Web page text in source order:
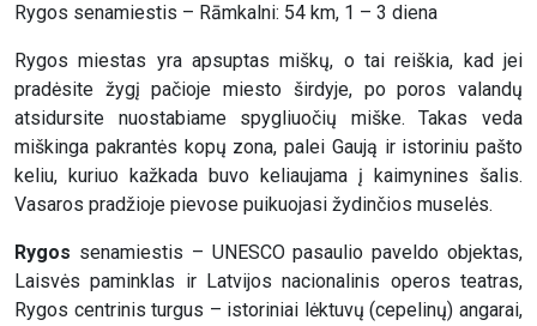
Rygos senamiestis – Rāmkalni: 54 km, 1 – 3 diena
Rygos miestas yra apsuptas miškų, o tai reiškia, kad jei
pradėsite žygį pačioje miesto širdyje, po poros valandų
atsidursite nuostabiame spygliuočių miške. Takas veda
miškinga pakrantės kopų zona, palei Gaują ir istoriniu pašto
keliu, kuriuo kažkada buvo keliaujama į kaimynines šalis.
Vasaros pradžioje pievose puikuojasi žydinčios muselės.
Rygos senamiestis – UNESCO pasaulio paveldo objektas,
Laisvės paminklas ir Latvijos nacionalinis operos teatras,
Rygos centrinis turgus – istoriniai lėktuvų (cepelinų) angarai,